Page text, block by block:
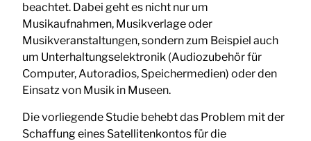
beachtet. Dabei geht es nicht nur um
Musikaufnahmen, Musikverlage oder
Musikveranstaltungen, sondern zum Beispiel auch
um Unterhaltungselektronik (Audiozubehör für
Computer, Autoradios, Speichermedien) oder den
Einsatz von Musik in Museen.
Die vorliegende Studie behebt das Problem mit der
Schaffung eines Satellitenkontos für die